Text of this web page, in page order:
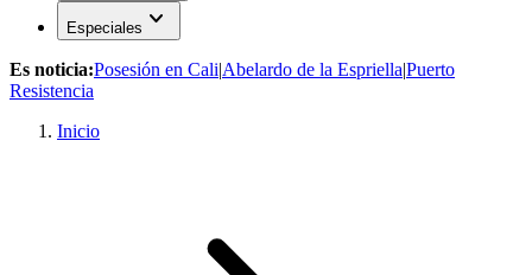
Especiales expand_more
Es noticia:Posesión en Cali|Abelardo de la Espriella|Puerto
Resistencia
Inicio